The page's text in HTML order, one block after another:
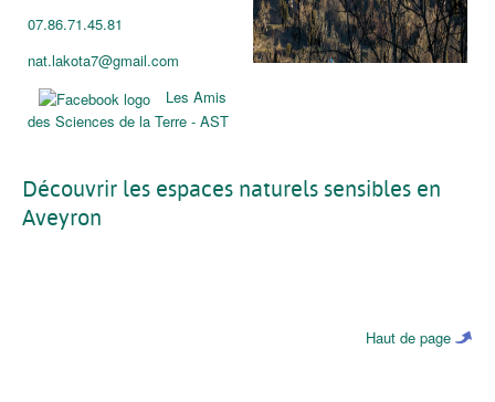
07.86.71.45.81
nat.lakota7@gmail.com
Les Amis
des Sciences de la Terre - AST
Découvrir les espaces naturels sensibles en
Aveyron
Haut de page